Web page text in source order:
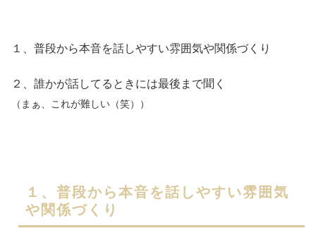
１、普段から本音を話しやすい雰囲気や関係づくり
２、誰かが話してるときには最後まで聞く
（まぁ、これが難しい（笑））
１、普段から本音を話しやすい雰囲気
や関係づくり